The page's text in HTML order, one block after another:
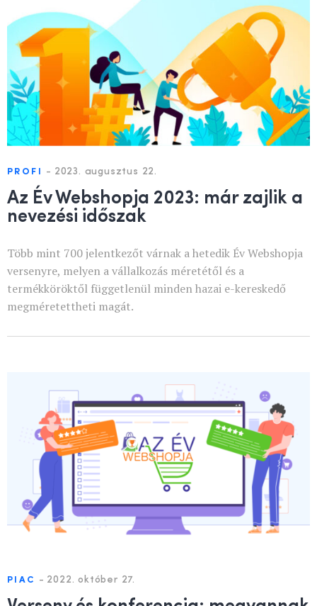
PROFI - 2023. augusztus 22.
Az Év Webshopja 2023: már zajlik a
nevezési időszak
Több mint 700 jelentkezőt várnak a hetedik Év Webshopja
versenyre, melyen a vállalkozás méretétől és a
termékköröktől függetlenül minden hazai e-kereskedő
megméretettheti magát.
PIAC - 2022. október 27.